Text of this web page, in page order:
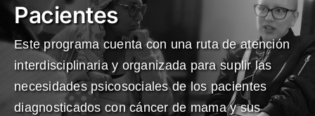
Pacientes
Este programa cuenta con una ruta de atención
interdisciplinaria y organizada para suplir las
necesidades psicosociales de los pacientes
diagnosticados con cáncer de mama y sus